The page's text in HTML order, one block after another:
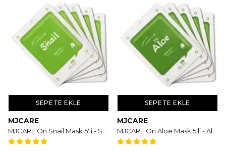
SEPETE EKLE
MJCARE
SEPETE EKLE
MJCARE